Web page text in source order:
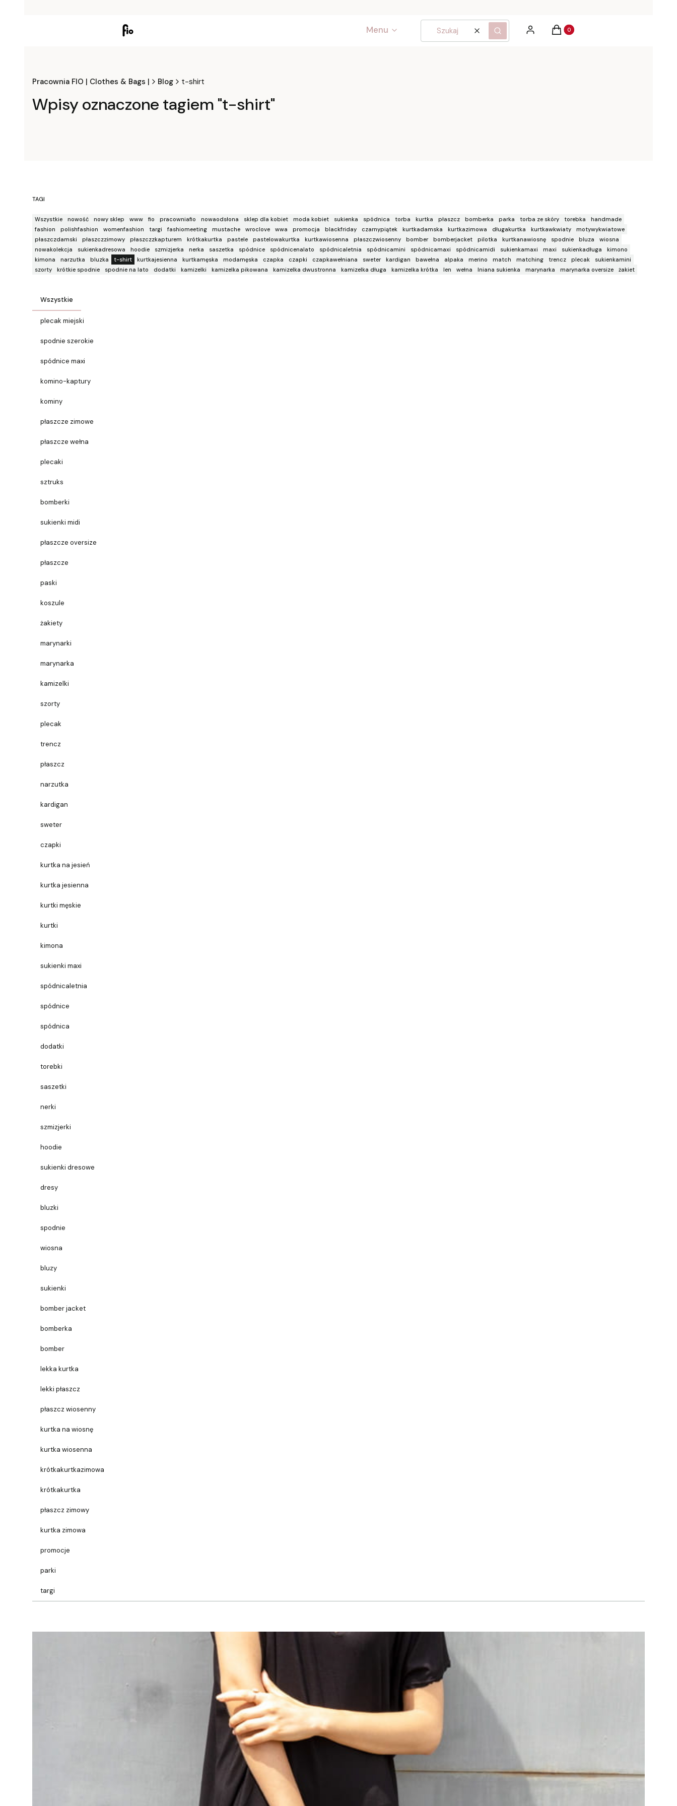
Menu WyczyśćSzukaj
Zaloguj sięProdukty w koszyku: 0. Zobacz
Koszyk
Pracownia FIO | Clothes & Bags | Blog t-shirt
Wpisy oznaczone tagiem "t-shirt"
TAGI
Wszystkie nowość nowy sklep www fio pracowniafio nowaodsłona sklep dla kobiet moda kobiet sukienka spódnica torba kurtka płaszcz bomberka parka torba ze skóry torebka
handmade
fashion
polishfashion womenfashion targi fashiomeeting mustache wroclove wwa promocja blackfriday czarnypiątek kurtkadamska kurtkazimowa długakurtka kurtkawkwiaty
motywykwiatowe
płaszczdamski
płaszczzimowy płaszczzkapturem krótkakurtka pastele pastelowakurtka kurtkawiosenna płaszczwiosenny bomber bomberjacket pilotka kurtkanawiosnę spodnie bluza
wiosna
nowakolekcja
sukienkadresowa hoodie szmizjerka nerka saszetka spódnice spódnicenalato spódnicaletnia spódnicamini spódnicamaxi spódnicamidi sukienkamaxi maxi sukienkadługa
kimono
kimona
narzutka bluzka t-shirt kurtkajesienna kurtkamęska modamęska czapka czapki czapkawełniana sweter kardigan bawełna alpaka merino match matching trencz plecak
sukienkamini
szorty
krótkie spodnie spodnie na lato dodatki kamizelki kamizelka pikowana kamizelka dwustronna kamizelka długa kamizelka krótka len wełna lniana sukienka marynarka marynarka oversize żakiet
Wszystkie
plecak miejski
spodnie szerokie
spódnice maxi
komino-kaptury
kominy
płaszcze zimowe
płaszcze wełna
plecaki
sztruks
bomberki
sukienki midi
płaszcze oversize
płaszcze
paski
koszule
żakiety
marynarki
marynarka
kamizelki
szorty
plecak
trencz
płaszcz
narzutka
kardigan
sweter
czapki
kurtka na jesień
kurtka jesienna
kurtki męskie
kurtki
kimona
sukienki maxi
spódnicaletnia
spódnice
spódnica
dodatki
torebki
saszetki
nerki
szmizjerki
hoodie
sukienki dresowe
dresy
bluzki
spodnie
wiosna
bluzy
sukienki
bomber jacket
bomberka
bomber
lekka kurtka
lekki płaszcz
płaszcz wiosenny
kurtka na wiosnę
kurtka wiosenna
krótkakurtkazimowa
krótkakurtka
płaszcz zimowy
kurtka zimowa
promocje
parki
targi